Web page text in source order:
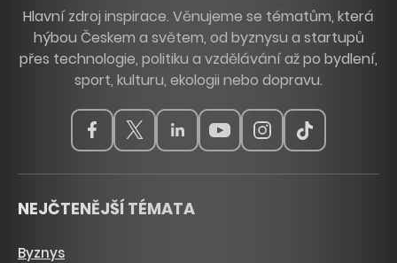
Hlavní zdroj inspirace. Věnujeme se tématům, která
hýbou Českem a světem, od byznysu a startupů
přes technologie, politiku a vzdělávání až po bydlení,
sport, kulturu, ekologii nebo dopravu.
NEJČTENĚJŠÍ TÉMATA
Byznys